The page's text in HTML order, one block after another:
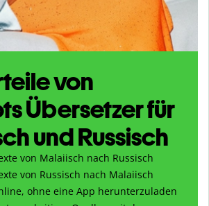
von
Übersetzer für
und Russisch
von Malaiisch nach Russisch
von Russisch nach Malaiisch
ohne eine App herunterzuladen